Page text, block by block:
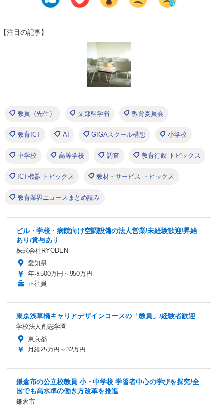
【注目の記事】
教員（先生） 文部科学省 教育委員会
教育ICT AI GIGAスクール構想 小学校
中学校 高等学校 調査 教育行政 トピックス
ICT機器 トピックス 教材・サービス トピックス
教育業界ニュースまとめ読み
ビル・学校・病院向け空調設備の法人営業/未経験歓迎/昇給
あり/賞与あり
株式会社RYODEN
愛知県
年収500万円～950万円
正社員
東京浅草橋キャリアデザインコースの「教員」/経験者歓迎
学校法人創志学園
東京都
月給25万円～32万円
鎌倉市の公立校教員 小・中学校 学習者中心の学びを探究/全
国でも高水準の働き方改革を推進
鎌倉市